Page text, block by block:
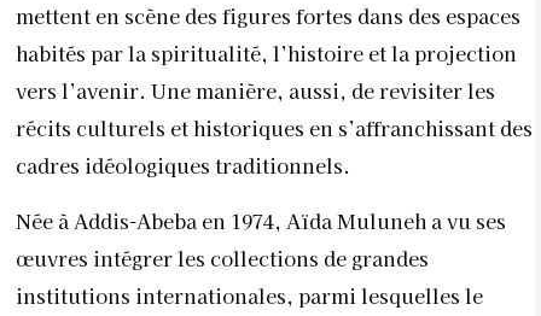
mettent en scène des figures fortes dans des espaces
habités par la spiritualité, l’histoire et la projection
vers l’avenir. Une manière, aussi, de revisiter les
récits culturels et historiques en s’affranchissant des
cadres idéologiques traditionnels.
Née à Addis-Abeba en 1974, Aïda Muluneh a vu ses
œuvres intégrer les collections de grandes
institutions internationales, parmi lesquelles le